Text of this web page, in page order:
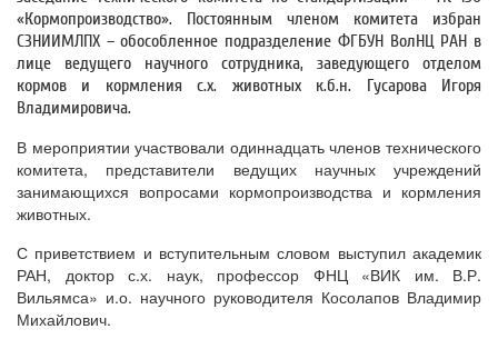
«Кормопроизводство». Постоянным членом комитета избран
СЗНИИМЛПХ – обособленное подразделение ФГБУН ВолНЦ РАН в
лице ведущего научного сотрудника, заведующего отделом
кормов и кормления с.х. животных к.б.н. Гусарова Игоря
Владимировича.
В мероприятии участвовали одиннадцать членов технического
комитета, представители ведущих научных учреждений
занимающихся вопросами кормопроизводства и кормления
животных.
С приветствием и вступительным словом выступил академик
РАН, доктор с.х. наук, профессор ФНЦ «ВИК им. В.Р.
Вильямса» и.о. научного руководителя Косолапов Владимир
Михайлович.